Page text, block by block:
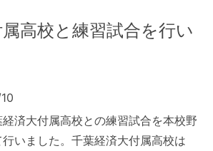
高校と練習試合を行い
済大付属高校との練習試合を本校野
いました。千葉経済大付属高校は